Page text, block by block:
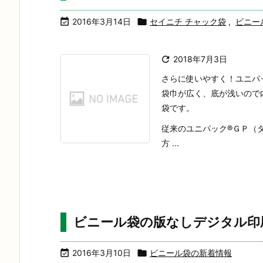
 2016年3月14日  セイニチ チャック袋 , ビニー
 2018年7月3日
さらに使いやすく！ユニ
袋巾が広く、底が浅いの
袋です。
従来のユニパック®ＧＰ（
方 ...
ビニール袋の版なしデジタル印
 2016年3月10日  ビニール袋の新着情報